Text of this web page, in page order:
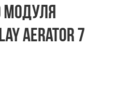
Aerator 7